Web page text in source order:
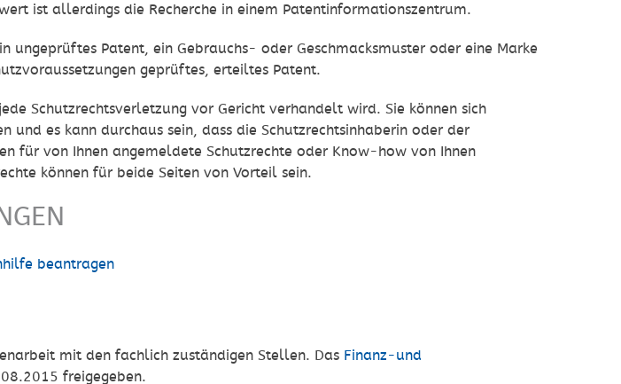
ist allerdings die Recherche in einem Patentinformationszentrum.
ungeprüftes Patent, ein Gebrauchs- oder Geschmacksmuster oder eine Marke
geprüftes, erteiltes Patent.
Schutzrechtsverletzung vor Gericht verhandelt wird. Sie können sich
und es kann durchaus sein, dass die Schutzrechtsinhaberin oder der
für von Ihnen angemeldete Schutzrechte oder Know-how von Ihnen
können für beide Seiten von Vorteil sein.
beantragen
mit den fachlich zuständigen Stellen. Das Finanz-und
freigegeben.